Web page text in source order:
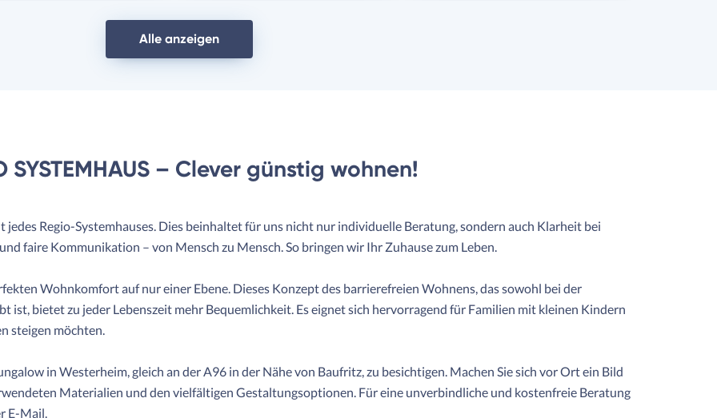
Alle anzeigen
SYSTEMHAUS – Clever günstig wohnen!
Regio-Systemhauses. Dies beinhaltet für uns nicht nur individuelle Beratung, sondern auch Klarheit bei
faire Kommunikation – von Mensch zu Mensch. So bringen wir Ihr Zuhause zum Leben.
Wohnkomfort auf nur einer Ebene. Dieses Konzept des barrierefreien Wohnens, das sowohl bei der
ist, bietet zu jeder Lebenszeit mehr Bequemlichkeit. Es eignet sich hervorragend für Familien mit kleinen Kindern
steigen möchten.
in Westerheim, gleich an der A96 in der Nähe von Baufritz, zu besichtigen. Machen Sie sich vor Ort ein Bild
Materialien und den vielfältigen Gestaltungsoptionen. Für eine unverbindliche und kostenfreie Beratung
E-Mail.